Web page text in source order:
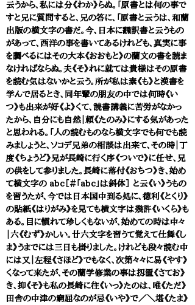
云うから、私には分《わか》らぬ。「原書とは何の事で
すと兄に質問すると、兄の答に、「原書と云うは、和蘭
出版の横文字の書だ。今、日本に飜訳書と云うもの
があって、西洋の事を書いてあるけれども、真実に事
を調べるにはその大本《おおもと》の蘭文の書を読ま
なければならぬ。夫《そ》れに就ては貴様はその原書
を読む気はないかと云う。所が私は素《も》と漢書を
学んで居るとき、同年輩の朋友の中では何時《い
つ》も出来が好《よ》くて、読書講義に苦労がなかっ
たから、自分にも自然｜頼《たのみ》にする気があった
と思われる。「人の読むものなら横文字でも何でも読
みましょうと、ソコデ兄弟の相談は出来て、その時｜丁
度《ちょうど》兄が長崎に行く序《ついで》に任せ、兄
の供をして参りました。長崎に落付《おちつ》き、始め
て横文字の abc［＃「abc」は斜体］ と云《い》うもの
を習うたが、今では日本国中到る処に、徳利《とくり》
の貼紙《はりがみ》を見ても横文字は幾許《いくら》も
ある。目に慣れて珍しくもないが、始めての時は中々
｜六《むず》かしい。廿六文字を習うて覚えて仕舞《し
ま》うまでには三日も掛りました。けれども段々読む中
には又｜左程《さほど》でもなく、次第々々に易《やす》
くなって来たが、その蘭学修業の事は扨置《さてお》
き、抑《そ》も私の長崎に往《いっ》たのは、唯《ただ》
田舎の中津の窮屈なのが忌《いや》で／＼堪《たま》